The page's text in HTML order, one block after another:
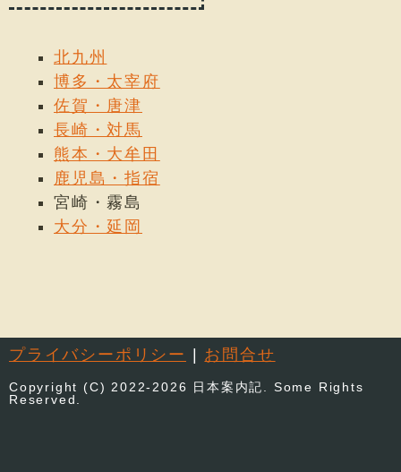
北九州
博多・太宰府
佐賀・唐津
長崎・対馬
熊本・大牟田
鹿児島・指宿
宮崎・霧島
大分・延岡
プライバシーポリシー | お問合せ
Copyright (C) 2022-2026 日本案内記. Some Rights
Reserved.